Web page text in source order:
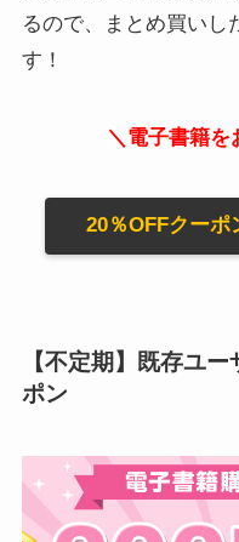
るので、まとめ買いし
す！
＼電子書籍を
20％OFFクーポ
【不定期】既存ユ
ポン